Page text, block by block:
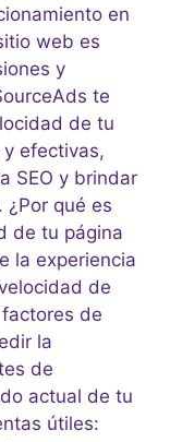
en
web es
y
te
de tu
efectivas,
SEO y brindar
¿Por qué es
de tu página
la experiencia
de
de
la
de
actual de tu
útiles: